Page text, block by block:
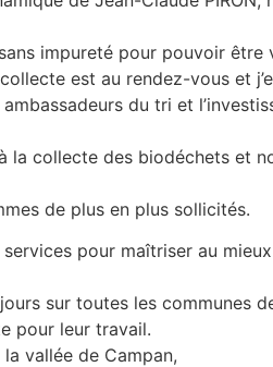
impureté pour pouvoir être
est au rendez-vous et
du tri et
collecte des biodéchets et
de plus en plus sollicités.
pour maîtriser au
sur toutes les communes
pour leur travail.
vallée de Campan,